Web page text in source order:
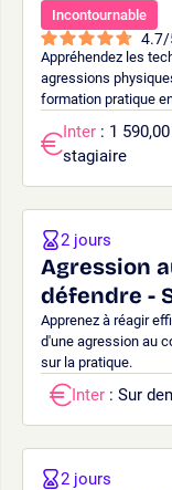
Incontournable
4.7/
Appréhendez les
agressions
formation pratique
Inter : 1
stagiaire
Agression
défendre -
Apprenez à réagir
d'une agression au
sur la pratique.
2 jours
Inter : Sur
2 jours